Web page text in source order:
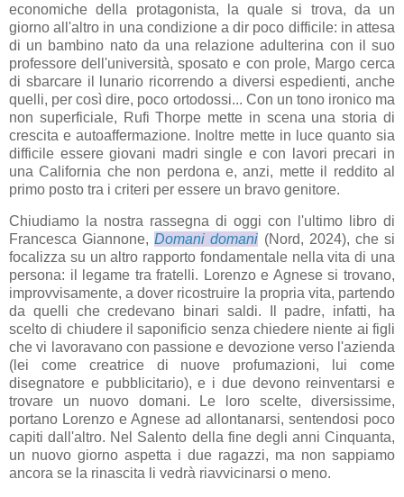
economiche della protagonista, la quale si trova, da un
giorno all'altro in una condizione a dir poco difficile: in attesa
di un bambino nato da una relazione adulterina con il suo
professore dell'università, sposato e con prole, Margo cerca
di sbarcare il lunario ricorrendo a diversi espedienti, anche
quelli, per così dire, poco ortodossi... Con un tono ironico ma
non superficiale, Rufi Thorpe mette in scena una storia di
crescita e autoaffermazione. Inoltre mette in luce quanto sia
difficile essere giovani madri single e con lavori precari in
una California che non perdona e, anzi, mette il reddito al
primo posto tra i criteri per essere un bravo genitore.
Chiudiamo la nostra rassegna di oggi con l'ultimo libro di
Francesca Giannone,Domani domani (Nord, 2024), che si
focalizza su un altro rapporto fondamentale nella vita di una
persona: il legame tra fratelli. Lorenzo e Agnese si trovano,
improvvisamente, a dover ricostruire la propria vita, partendo
da quelli che credevano binari saldi. Il padre, infatti, ha
scelto di chiudere il saponificio senza chiedere niente ai figli
che vi lavoravano con passione e devozione verso l'azienda
(lei come creatrice di nuove profumazioni, lui come
disegnatore e pubblicitario), e i due devono reinventarsi e
trovare un nuovo domani. Le loro scelte, diversissime,
portano Lorenzo e Agnese ad allontanarsi, sentendosi poco
capiti dall'altro. Nel Salento della fine degli anni Cinquanta,
un nuovo giorno aspetta i due ragazzi, ma non sappiamo
ancora se la rinascita li vedrà riavvicinarsi o meno.